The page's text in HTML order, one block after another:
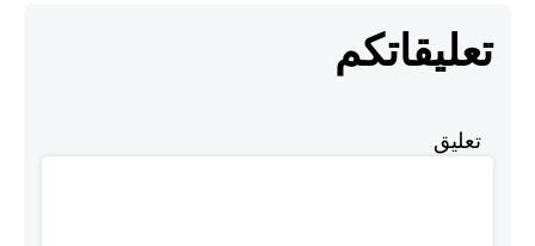
تعليقاتكم
تعليق